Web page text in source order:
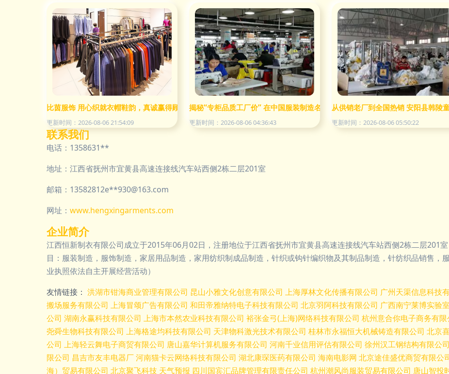
比茵服饰 用心织就衣帽鞋韵，真诚赢得顾客倾心
更新时间：2026-08-06 21:54:09
揭秘“专柜品质工厂价” 在中国服装制造名城，如何挖到真正值得买的时尚单品？
更新时间：2026-08-06 04:36:43
从供销老厂到全国热销 安阳县韩陵
更新时间：2026-08-06 05:50:22
联系我们
电话：1358631**
地址：江西省抚州市宜黄县高速连接线汽车站西侧2栋二层201室
邮箱：13582812e**930@163.com
网址： www.hengxingarments.com
企业简介
江西恒新制衣有限公司成立于2015年06月02日，注册地位于江西省抚州市宜黄县高速连接线汽车站西侧2栋二层201
目：服装制造，服饰制造，家居用品制造，家用纺织制成品制造，针织或钩针编织物及其制品制造，针纺织品销售，
业执照依法自主开展经营活动）
友情链接： 洪湖市钳海商业管理有限公司 昆山小雅文化创意有限公司 上海厚林文化传播有限公司 广州天渠信息科技
搬场服务有限公司 上海冒颂广告有限公司 和田帝雅纳特电子科技有限公司 北京羽阿科技有限公司 广西南宁莱博实验
公司 湖南永赢科技有限公司 上海市本然农业科技有限公司 裕张金弓(上海)网络科技有限公司 杭州意合你电子商务有限
尧舜生物科技有限公司 上海格途均科技有限公司 天津物科激光技术有限公司 桂林市永福恒大机械铸造有限公司 北京
公司 上海轻云舞电子商贸有限公司 唐山嘉华计算机服务有限公司 河南千业信用评估有限公司 徐州汉工钢结构有限公司
限公司 昌吉市友丰电器厂河南猫卡云网络科技有限公司 湖北康琛医药有限公司 海南电影网 北京途佳盛优商贸有限公
海）贸易有限公司 北京聚飞科技 天气预报 四川国宾汇品牌管理有限责任公司 杭州潮风尚服装贸易有限公司 唐山智投